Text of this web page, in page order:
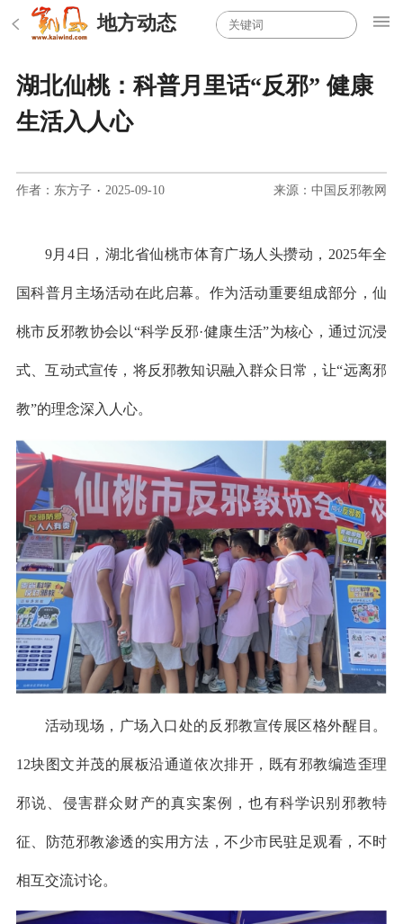
地方动态
湖北仙桃：科普月里话“反邪” 健康
生活入人心
作者：东方子 · 2025-09-10 来源：中国反邪教网
9月4日，湖北省仙桃市体育广场人头攒动，2025年全
国科普月主场活动在此启幕。作为活动重要组成部分，仙
桃市反邪教协会以“科学反邪·健康生活”为核心，通过沉浸
式、互动式宣传，将反邪教知识融入群众日常，让“远离邪
教”的理念深入人心。
活动现场，广场入口处的反邪教宣传展区格外醒目。
12块图文并茂的展板沿通道依次排开，既有邪教编造歪理
邪说、侵害群众财产的真实案例，也有科学识别邪教特
征、防范邪教渗透的实用方法，不少市民驻足观看，不时
相互交流讨论。